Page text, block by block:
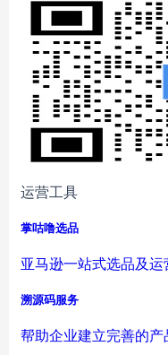
运营工具
掌咕噜选品
亚马逊一站式选品及运
溯源码服务
帮助企业建立完善的产